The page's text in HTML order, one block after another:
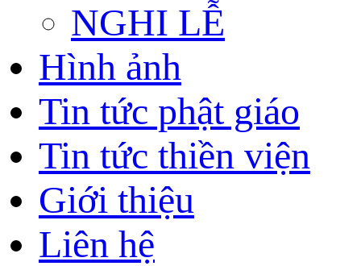
NGHI LỄ
Hình ảnh
Tin tức phật giáo
Tin tức thiền viện
Giới thiệu
Liên hệ